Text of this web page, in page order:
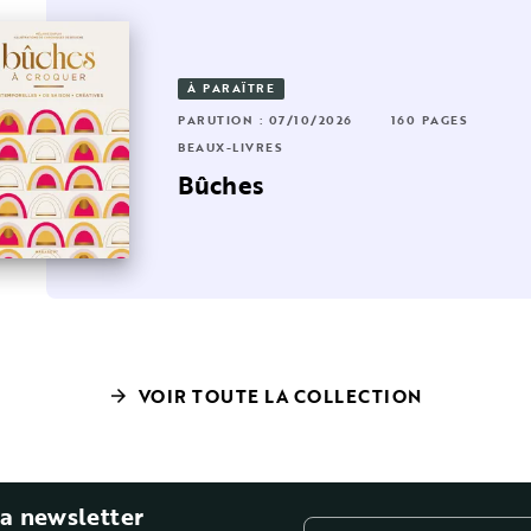
PAGES
cuisine
: 25/03/2026
160 PAGES
LIVRES
à croquer
À PARAÎTRE
PARUTION : 07/10/2026
160 PAGES
BEAUX-LIVRES
Bûches
arrow_forward VOIR TOUTE LA COLLECTION
newsletter